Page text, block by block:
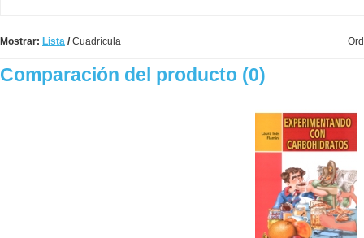
Mostrar: Lista /Cuadrícula
Comparación del producto (0)